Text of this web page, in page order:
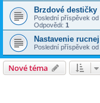
Brzdové destičky
Poslední příspěvek od
Odpovědi: 1
Nastavenie
Poslední příspěvek od
Nové téma